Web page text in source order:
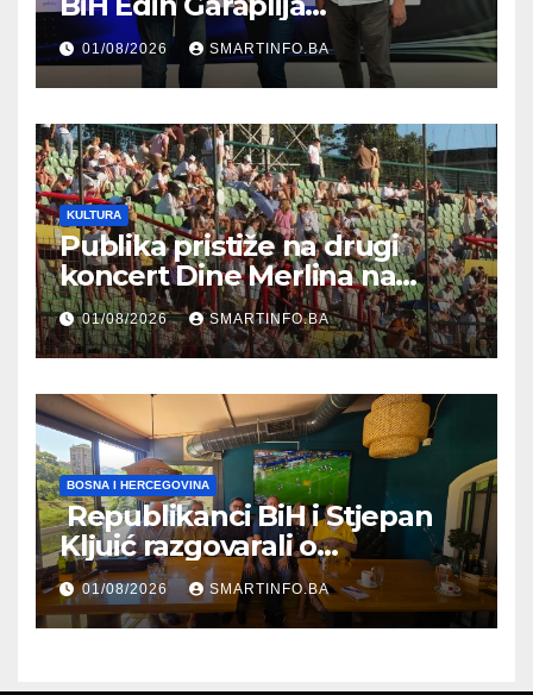
prisustvovao prezentaciji
Federalnog sajma
zapošljavanja
01/08/2026 SMARTINFO.BA
KULTURA
Publika pristiže na drugi
koncert Dine Merlina na
Koševu
01/08/2026 SMARTINFO.BA
BOSNA I HERCEGOVINA
Republikanci BiH i Stjepan
Kljuić razgovarali o
evropskom putu Bosne i
Hercegovine
01/08/2026 SMARTINFO.BA